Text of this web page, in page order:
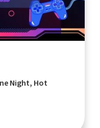
Night, Hot